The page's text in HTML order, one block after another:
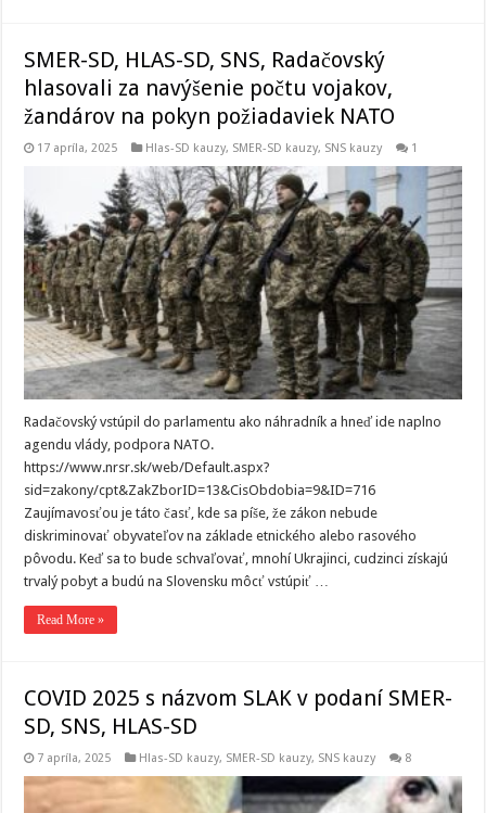
SMER-SD, HLAS-SD, SNS, Radačovský
hlasovali za navýšenie počtu vojakov,
žandárov na pokyn požiadaviek NATO
17 apríla, 2025 Hlas-SD kauzy, SMER-SD kauzy, SNS kauzy 1
Radačovský vstúpil do parlamentu ako náhradník a hneď ide naplno
agendu vlády, podpora NATO.
https://www.nrsr.sk/web/Default.aspx?
sid=zakony/cpt&ZakZborID=13&CisObdobia=9&ID=716
Zaujímavosťou je táto časť, kde sa píše, že zákon nebude
diskriminovať obyvateľov na základe etnického alebo rasového
pôvodu. Keď sa to bude schvaľovať, mnohí Ukrajinci, cudzinci získajú
trvalý pobyt a budú na Slovensku môcť vstúpiť …
Read More »
COVID 2025 s názvom SLAK v podaní SMER-
SD, SNS, HLAS-SD
7 apríla, 2025 Hlas-SD kauzy, SMER-SD kauzy, SNS kauzy 8